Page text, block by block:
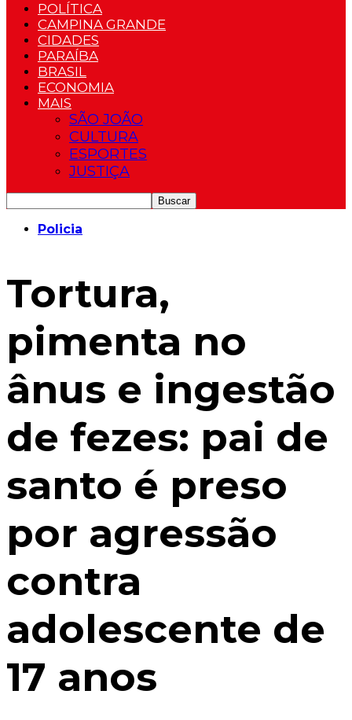
POLÍTICA
CAMPINA GRANDE
CIDADES
PARAÍBA
BRASIL
ECONOMIA
MAIS
SÃO JOÃO
CULTURA
ESPORTES
JUSTIÇA
Policia
Tortura,
pimenta no
ânus e ingestão
de fezes: pai de
santo é preso
por agressão
contra
adolescente de
17 anos